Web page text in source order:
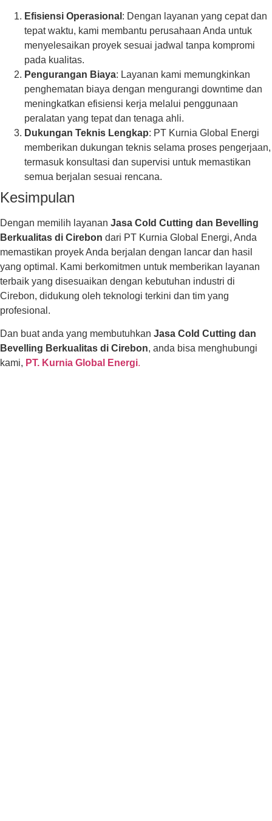
Efisiensi Operasional : Dengan layanan yang cepat dan
tepat waktu, kami membantu perusahaan Anda untuk
menyelesaikan proyek sesuai jadwal tanpa kompromi
pada kualitas.
Pengurangan Biaya: Layanan kami memungkinkan
penghematan biaya dengan mengurangi downtime dan
meningkatkan efisiensi kerja melalui penggunaan
peralatan yang tepat dan tenaga ahli.
Dukungan Teknis Lengkap: PT Kurnia Global Energi
memberikan dukungan teknis selama proses pengerjaan,
termasuk konsultasi dan supervisi untuk memastikan
semua berjalan sesuai rencana.
Kesimpulan
Dengan memilih layanan Jasa Cold Cutting dan Bevelling
Berkualitas di Cirebon dari PT Kurnia Global Energi, Anda
memastikan proyek Anda berjalan dengan lancar dan hasil
yang optimal. Kami berkomitmen untuk memberikan layanan
terbaik yang disesuaikan dengan kebutuhan industri di
Cirebon, didukung oleh teknologi terkini dan tim yang
profesional.
Dan buat anda yang membutuhkan Jasa Cold Cutting dan
Bevelling Berkualitas di Cirebon, anda bisa menghubungi
kami, PT. Kurnia Global Energi.